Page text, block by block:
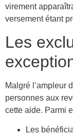
virement
versement étant
Les
Malgré l’ampleur
personnes aux
cette aide. Parmi
Les